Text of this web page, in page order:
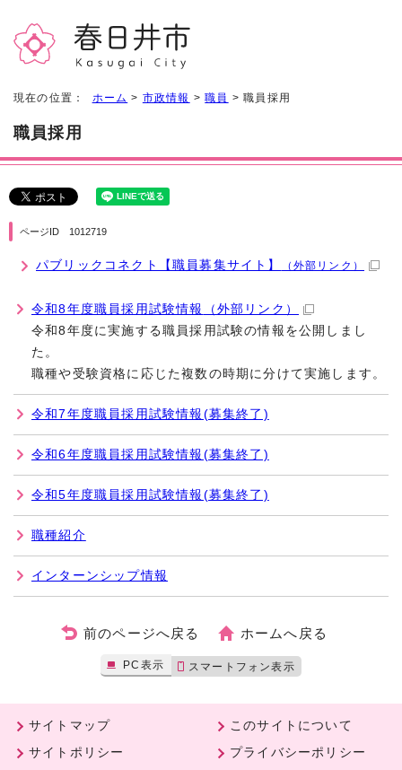
現在の位置： ホーム > 市政情報 >職員 > 職員採用
職員採用
ページID 1012719
パブリックコネクト【職員募集サイト】 （外部リンク）
令和8年度職員採用試験情報
（外部リンク）
令和8年度に実施する職員採用試験の情報を公開しまし
た。
職種や受験資格に応じた複数の時期に分けて実施します。
令和7年度職員採用試験情報(募集終了)
令和6年度職員採用試験情報(募集終了)
令和5年度職員採用試験情報(募集終了)
職種紹介
インターンシップ情報
前のページへ戻る ホームへ戻る
PC表示 スマートフォン表示
サイトマップ
このサイトについて
サイトポリシー
プライバシーポリシー